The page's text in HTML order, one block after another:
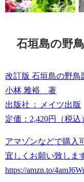
石垣島の野
改訂版 石垣島の野鳥
小林 雅裕 著
出版社 ‏ : ‎ メイツ出版
定価：2,420円（税込
アマゾンなどで購入
宜しくお願い致しま
https://amzn.to/